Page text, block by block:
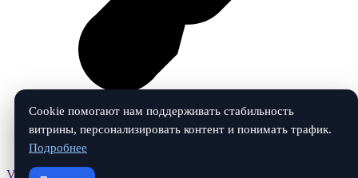
Vk
Cookie помогают нам поддерживать стабильность
витрины, персонализировать контент и понимать трафик.
Подробнее